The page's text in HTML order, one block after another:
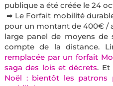
publique a été créée le 24
➡ Le Forfait mobilité
pour un montant de 400€ /
large panel de moyens
compte de la distance.
remplacée par un forfait
saga des lois et décrets. Et
Noël : bientôt les patrons